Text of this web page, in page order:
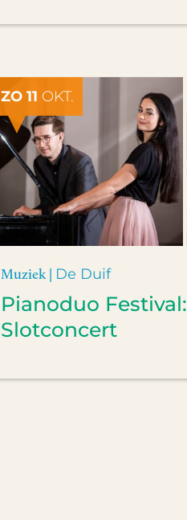
ZO 11 OKT.
Muziek | De Duif
Pianoduo Festival:
Slotconcert